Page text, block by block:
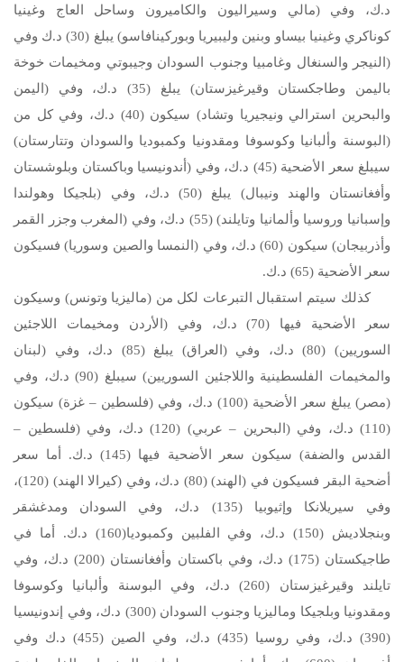
د.ك، وفي (مالي وسيراليون والكاميرون وساحل العاج وغينيا
كوناكري وغينيا بيساو وبنين وليبيريا وبوركينافاسو) يبلغ (30) د.ك وفي
(النيجر والسنغال وغامبيا وجنوب السودان وجيبوتي ومخيمات خوخة
باليمن وطاجكستان وقيرغيزستان) يبلغ (35) د.ك، وفي (اليمن
والبحرين استرالي ونيجيريا وتشاد) سيكون (40) د.ك، وفي كل من
(البوسنة وألبانيا وكوسوفا ومقدونيا وكمبوديا والسودان وتتارستان)
سيبلغ سعر الأضحية (45) د.ك، وفي (أندونيسيا وباكستان وبلوشستان
وأفغانستان والهند ونيبال) يبلغ (50) د.ك، وفي (بلجيكا وهولندا
وإسبانيا وروسيا وألمانيا وتايلند) (55) د.ك، وفي (المغرب وجزر القمر
وأذربيجان) سيكون (60) د.ك، وفي (النمسا والصين وسوريا) فسيكون
سعر الأضحية (65) د.ك.
كذلك سيتم استقبال التبرعات لكل من (ماليزيا وتونس) وسيكون
سعر الأضحية فيها (70) د.ك، وفي (الأردن ومخيمات اللاجئين
السوريين) (80) د.ك، وفي (العراق) يبلغ (85) د.ك، وفي (لبنان
والمخيمات الفلسطينية واللاجئين السوريين) سيبلغ (90) د.ك، وفي
(مصر) يبلغ سعر الأضحية (100) د.ك، وفي (فلسطين – غزة) سيكون
(110) د.ك، وفي (البحرين – عربي) (120) د.ك، وفي (فلسطين –
القدس والضفة) سيكون سعر الأضحية فيها (145) د.ك. أما سعر
أضحية البقر فسيكون في (الهند) (80) د.ك، وفي (كيرالا الهند) (120)،
وفي سيريلانكا وإثيوبيا (135) د.ك، وفي السودان ومدغشقر
وبنجلاديش (150) د.ك، وفي الفلبين وكمبوديا(160) د.ك. أما في
طاجيكستان (175) د.ك، وفي باكستان وأفغانستان (200) د.ك، وفي
تايلند وقيرغيزستان (260) د.ك، وفي البوسنة وألبانيا وكوسوفا
ومقدونيا وبلجيكا وماليزيا وجنوب السودان (300) د.ك، وفي إندونيسيا
(390) د.ك، وفي روسيا (435) د.ك، وفي الصين (455) د.ك وفي